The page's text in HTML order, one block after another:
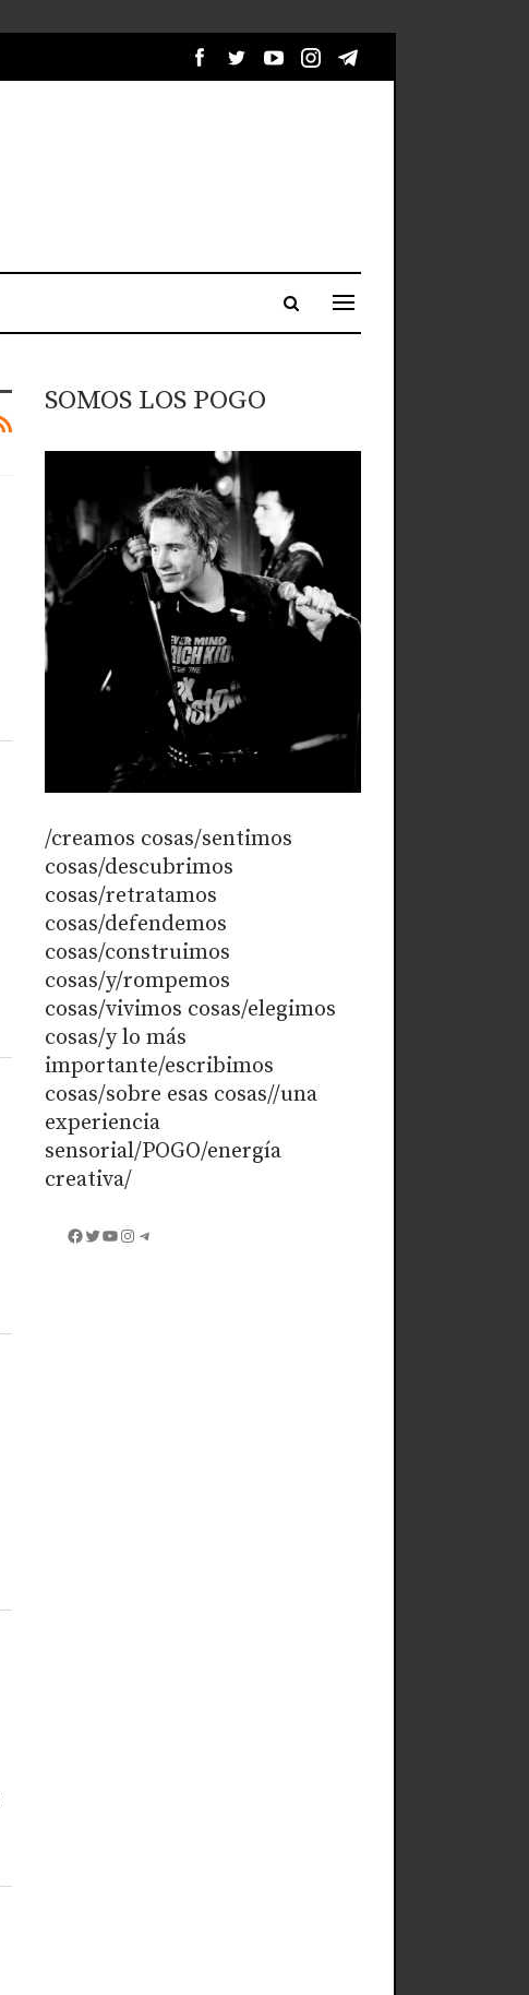
SOMOS LOS POGO
/creamos cosas/sentimos
cosas/descubrimos
cosas/retratamos
cosas/defendemos
cosas/construimos
cosas/y/rompemos
cosas/vivimos cosas/elegimos
cosas/y lo más
importante/escribimos
cosas/sobre esas cosas//una
experiencia
sensorial/POGO/energía
creativa/
Facebook
Twitter
YouTube
Instagram
Telegram